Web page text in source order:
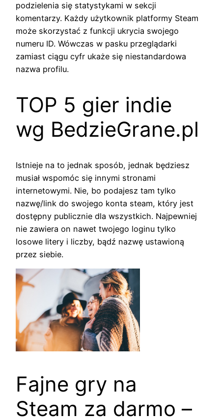
podzielenia się statystykami w sekcji
komentarzy. Każdy użytkownik platformy Steam
może skorzystać z funkcji ukrycia swojego
numeru ID. Wówczas w pasku przeglądarki
zamiast ciągu cyfr ukaże się niestandardowa
nazwa profilu.
TOP 5 gier indie
wg BedzieGrane.pl
Istnieje na to jednak sposób, jednak będziesz
musiał wspomóc się innymi stronami
internetowymi. Nie, bo podajesz tam tylko
nazwę/link do swojego konta steam, który jest
dostępny publicznie dla wszystkich. Najpewniej
nie zawiera on nawet twojego loginu tylko
losowe litery i liczby, bądź nazwę ustawioną
przez siebie.
Fajne gry na
Steam za darmo –